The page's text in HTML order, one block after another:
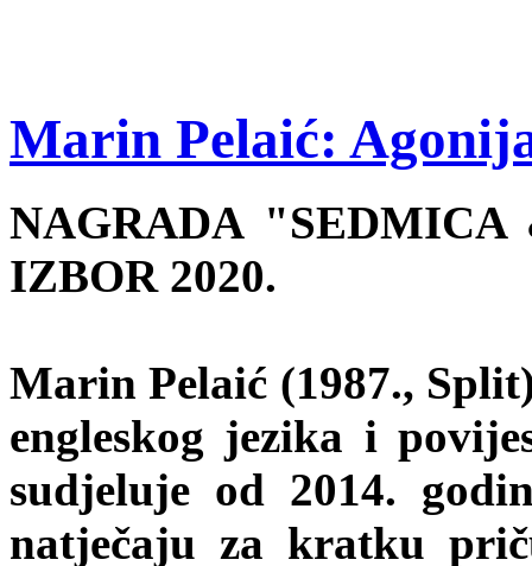
Marin Pelaić:
NAGRADA
IZBOR 2020.
Marin Pelaić (1987.,
engleskog jezika i
sudjeluje od 2014.
natječaju za kratku